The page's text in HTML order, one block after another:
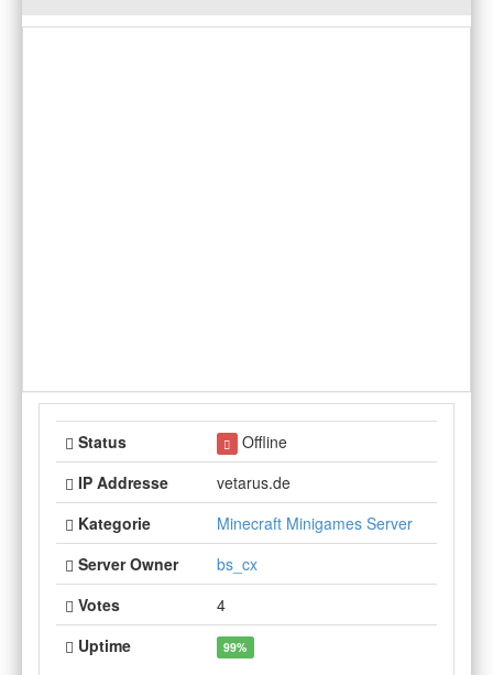
Status
Offline
IP Addresse
vetarus.de
Kategorie
Minecraft Minigames Server
Server Owner
bs_cx
Votes
4
Uptime
99%